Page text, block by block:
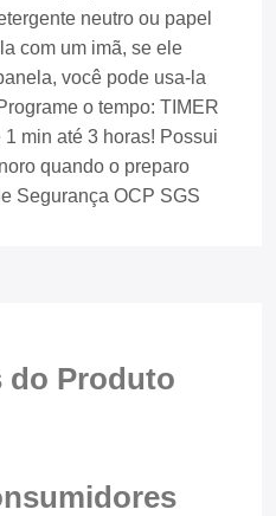
neutro ou papel
com um imã, se ele
você pode usa-la
o tempo: TIMER
min até 3 horas! Possui
quando o preparo
Segurança OCP SGS
do Produto